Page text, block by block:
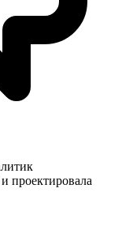
проектировала